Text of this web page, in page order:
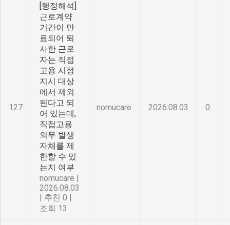
127
[행정해석]
근로계약
기간이 만
료되어 퇴
사한 근로
자는 직접
고용 시정
지시 대상
에서 제외
된다고 되
어 있는데,
직접고용
의무 발생
자체를 제
한할 수 있
는지 여부
nomucare |
2026.08.03
| 추천 0 |
조회 13
nomucare 2026.08.03 0